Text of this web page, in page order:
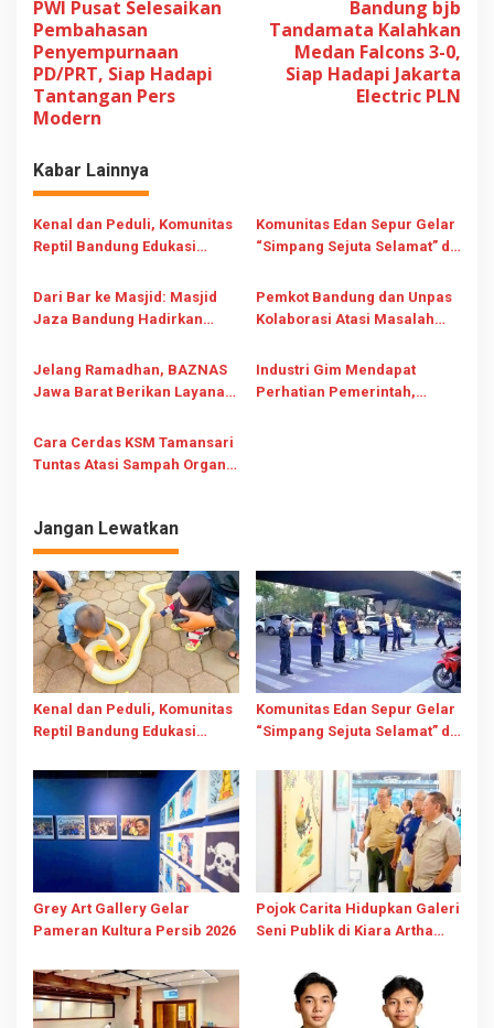
a
v
i
g
s
i
p
s
PWI Pusat Selesaikan
Pembahasan
Penyempurnaan
PD/PRT, Siap Hadapi
Tantangan Pers
Modern
Bandung bjb
Tandamata Kalahkan
Medan Falcons 3-0,
Siap Hadapi Jakarta
Electric PLN
Kabar Lainnya
Kenal dan Peduli, Komunitas
Reptil Bandung Edukasi
Komunitas Edan Sepur Gelar
“Simpang Sejuta Selamat” di
Lalu Lintas
Dari Bar ke Masjid: Masjid
Jaza Bandung Hadirkan
Anak Muda
Pemkot Bandung dan Unpas
Kolaborasi Atasi Masalah
Edukasi
Jelang Ramadhan, BAZNAS
Jawa Barat Berikan Layanan
Edukasi ZIS di Happening Art
Industri Gim Mendapat
Perhatian Pemerintah,
Cara Cerdas KSM Tamansari
Tuntas Atasi Sampah Organik
Jangan Lewatkan
Kenal dan Peduli, Komunitas
Reptil Bandung Edukasi
Komunitas Edan Sepur Gelar
“Simpang Sejuta Selamat” di
Lalu Lintas
Grey Art Gallery Gelar
Pameran Kultura Persib 2026
Pojok Carita Hidupkan Galeri
Seni Publik di Kiara Artha